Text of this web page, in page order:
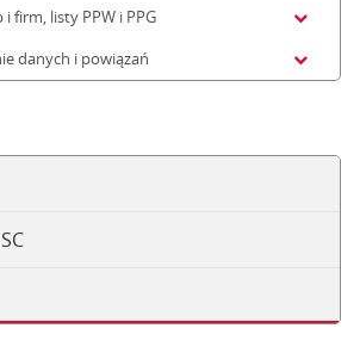
firm, listy PPW i PPG
danych i powiązań